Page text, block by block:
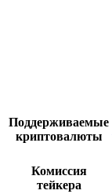
Поддерживаемые
криптовалюты
Комиссия
тейкера